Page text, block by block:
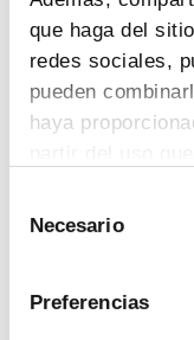
que haga del
redes sociales,
pueden
haya
Para más
Necesario
Preferencias
El valor
farmacéutica
ver más
Encuesta de
ver más